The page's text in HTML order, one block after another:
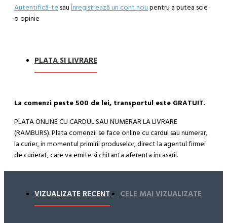
Autentifică-te sauÎnregistrează un cont nou pentru a putea scie
o opinie
PLATA SI LIVRARE
La comenzi peste 500 de lei, transportul este GRATUIT.
PLATA ONLINE CU CARDUL SAU NUMERAR LA LIVRARE
(RAMBURS). Plata comenzii se face online cu cardul sau numerar,
la curier, in momentul primirii produselor, direct la agentul firmei
de curierat, care va emite si chitanta aferenta incasarii.
Cum se face livrarea produselor:
Livrarea comenzii la adresa indicata de dvs. si este asigurata de
compania de curierat, care va livreaza comanda în decursul a 24-
VIZUALIZATE RECENT CELE MAI VIZUALIZATE